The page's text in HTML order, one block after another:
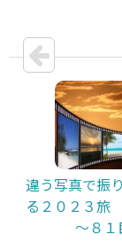
違う写真で振
る２０２３旅
～８１